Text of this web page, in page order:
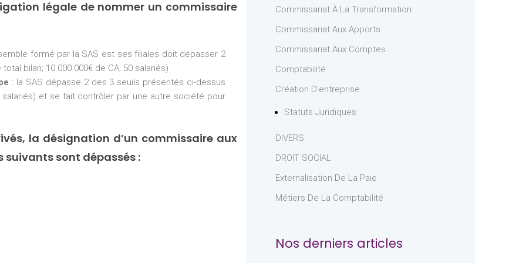
légale de nommer un commissaire
formé par la SAS est ses filiales doit dépasser 2
bilan; 10 000 000€ de CA; 50 salariés)
: la SAS dépasse 2 des 3 seuils présentés ci-dessus
salariés) et se fait contrôler par une autre société pour
la désignation d’un commissaire aux
suivants sont dépassés :
Commissariat À La Transformation
Commissariat Aux Apports
Commissariat Aux Comptes
Comptabilité
Création D'entreprise
Statuts Juridiques
DIVERS
DROIT SOCIAL
Externalisation De La Paie
Métiers De La Comptabilité
Nos derniers articles